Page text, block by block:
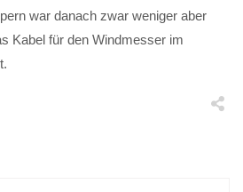
war danach zwar weniger aber
Kabel für den Windmesser im